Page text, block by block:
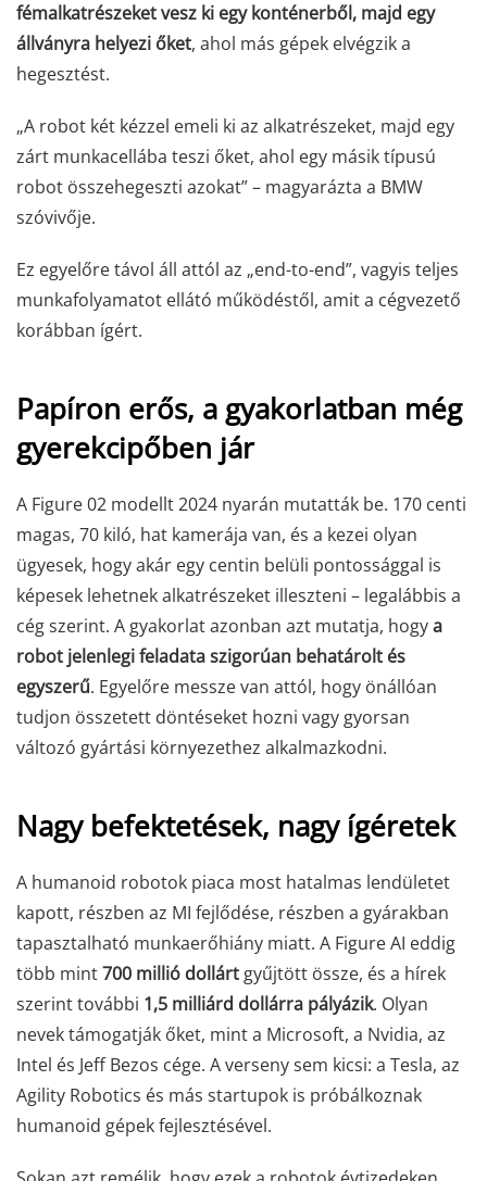
fémalkatrészeket vesz ki egy konténerből, majd egy
állványra helyezi őket, ahol más gépek elvégzik a
hegesztést.
„A robot két kézzel emeli ki az alkatrészeket, majd egy
zárt munkacellába teszi őket, ahol egy másik típusú
robot összehegeszti azokat” – magyarázta a BMW
szóvivője.
Ez egyelőre távol áll attól az „end-to-end”, vagyis teljes
munkafolyamatot ellátó működéstől, amit a cégvezető
korábban ígért.
Papíron erős, a gyakorlatban még
gyerekcipőben jár
A Figure 02 modellt 2024 nyarán mutatták be. 170 centi
magas, 70 kiló, hat kamerája van, és a kezei olyan
ügyesek, hogy akár egy centin belüli pontossággal is
képesek lehetnek alkatrészeket illeszteni – legalábbis a
cég szerint. A gyakorlat azonban azt mutatja, hogya
robot jelenlegi feladata szigorúan behatárolt és
egyszerű. Egyelőre messze van attól, hogy önállóan
tudjon összetett döntéseket hozni vagy gyorsan
változó gyártási környezethez alkalmazkodni.
Nagy befektetések, nagy ígéretek
A humanoid robotok piaca most hatalmas lendületet
kapott, részben az MI fejlődése, részben a gyárakban
tapasztalható munkaerőhiány miatt. A Figure AI eddig
több mint700 millió dollárt gyűjtött össze, és a hírek
szerint további 1,5 milliárd dollárra pályázik. Olyan
nevek támogatják őket, mint a Microsoft, a Nvidia, az
Intel és Jeff Bezos cége. A verseny sem kicsi: a Tesla, az
Agility Robotics és más startupok is próbálkoznak
humanoid gépek fejlesztésével.